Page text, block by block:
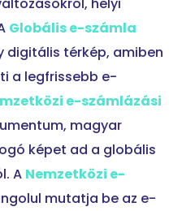
helyi
Globális e-számla
digitális térkép, amiben
a legfrissebb e-
e-számlázási
magyar
képet ad a globális
A Nemzetközi e-
mutatja be az e-